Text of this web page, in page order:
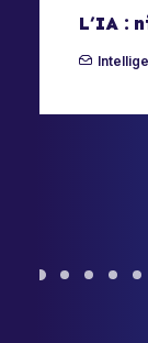
L’IA :